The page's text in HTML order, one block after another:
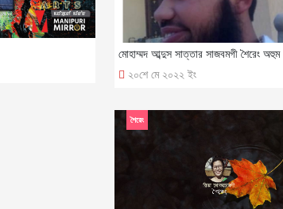
মোহাম্মদ আব্দুস সাত্তার সাজবমগী শৈরেং অহুম
২০শে মে ২০২২ ইং
শৈরেং